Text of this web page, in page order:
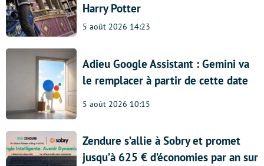
Harry Potter
5 août 2026 14:23
Adieu Google Assistant : Gemini va
le remplacer à partir de cette date
5 août 2026 10:15
Zendure s’allie à Sobry et promet
jusqu’à 625 € d’économies par an sur